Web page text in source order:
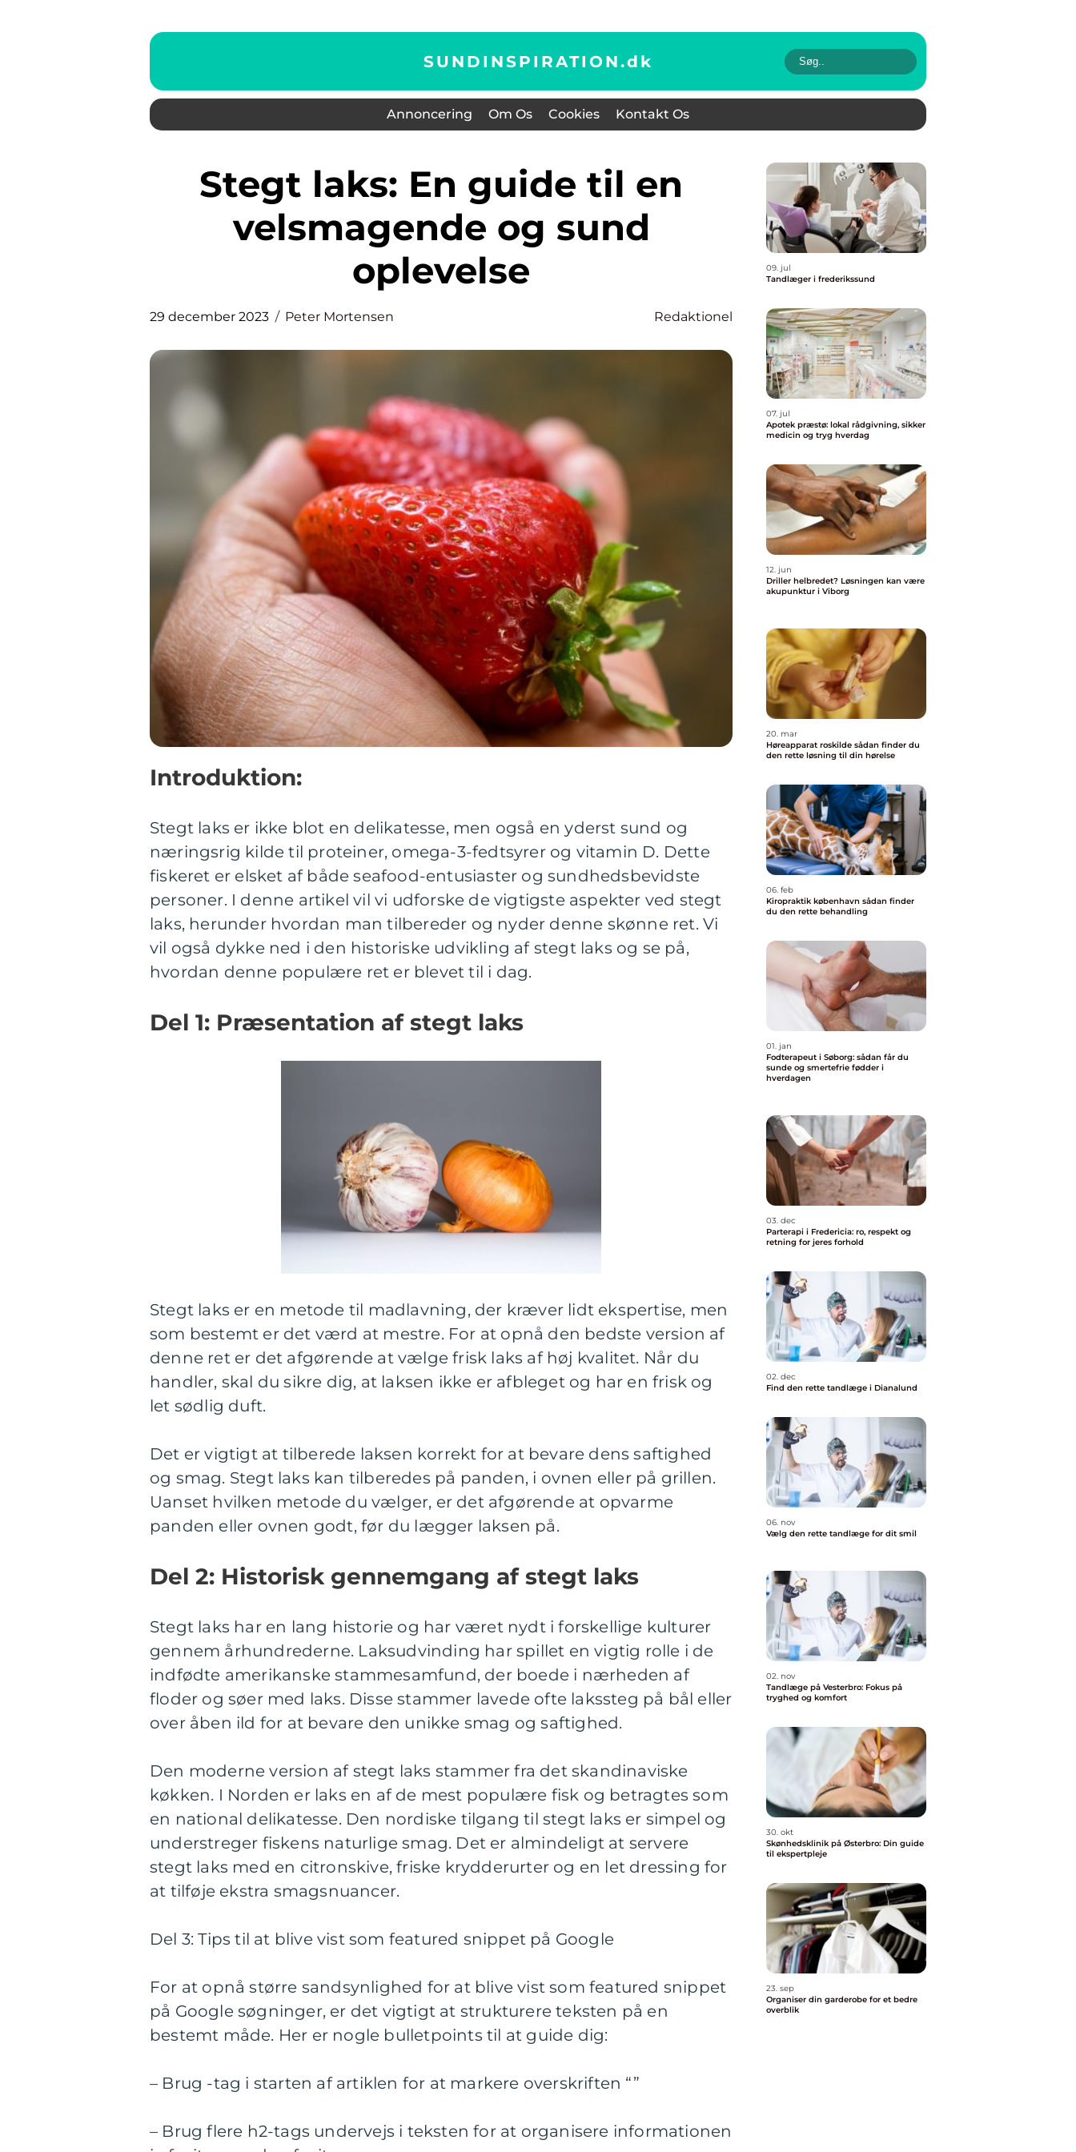
SUNDINSPIRATION.dk
Annoncering Om Os Cookies Kontakt Os
Stegt laks: En guide til en
velsmagende og sund
oplevelse
29 december 2023 Peter Mortensen Redaktionel
Introduktion:
Stegt laks er ikke blot en delikatesse, men også en yderst sund og
næringsrig kilde til proteiner, omega-3-fedtsyrer og vitamin D. Dette
fiskeret er elsket af både seafood-entusiaster og sundhedsbevidste
personer. I denne artikel vil vi udforske de vigtigste aspekter ved stegt
laks, herunder hvordan man tilbereder og nyder denne skønne ret. Vi
vil også dykke ned i den historiske udvikling af stegt laks og se på,
hvordan denne populære ret er blevet til i dag.
Del 1: Præsentation af stegt laks
Stegt laks er en metode til madlavning, der kræver lidt ekspertise, men
som bestemt er det værd at mestre. For at opnå den bedste version af
denne ret er det afgørende at vælge frisk laks af høj kvalitet. Når du
handler, skal du sikre dig, at laksen ikke er afbleget og har en frisk og
let sødlig duft.
Det er vigtigt at tilberede laksen korrekt for at bevare dens saftighed
og smag. Stegt laks kan tilberedes på panden, i ovnen eller på grillen.
Uanset hvilken metode du vælger, er det afgørende at opvarme
panden eller ovnen godt, før du lægger laksen på.
Del 2: Historisk gennemgang af stegt laks
Stegt laks har en lang historie og har været nydt i forskellige kulturer
gennem århundrederne. Laksudvinding har spillet en vigtig rolle i de
indfødte amerikanske stammesamfund, der boede i nærheden af
floder og søer med laks. Disse stammer lavede ofte lakssteg på bål eller
over åben ild for at bevare den unikke smag og saftighed.
Den moderne version af stegt laks stammer fra det skandinaviske
køkken. I Norden er laks en af de mest populære fisk og betragtes som
en national delikatesse. Den nordiske tilgang til stegt laks er simpel og
understreger fiskens naturlige smag. Det er almindeligt at servere
stegt laks med en citronskive, friske krydderurter og en let dressing for
at tilføje ekstra smagsnuancer.
Del 3: Tips til at blive vist som featured snippet på Google
For at opnå større sandsynlighed for at blive vist som featured snippet
på Google søgninger, er det vigtigt at strukturere teksten på en
bestemt måde. Her er nogle bulletpoints til at guide dig:
– Brug -tag i starten af artiklen for at markere overskriften “”
– Brug flere h2-tags undervejs i teksten for at organisere informationen
09. jul
Tandlæger i frederikssund
07. jul
Apotek præstø: lokal rådgivning, sikker
medicin og tryg hverdag
12. jun
Driller helbredet? Løsningen kan være
akupunktur i Viborg
20. mar
Høreapparat roskilde sådan finder du
den rette løsning til din hørelse
06. feb
Kiropraktik københavn sådan finder
du den rette behandling
01. jan
Fodterapeut i Søborg: sådan får du
sunde og smertefrie fødder i
hverdagen
03. dec
Parterapi i Fredericia: ro, respekt og
retning for jeres forhold
02. dec
Find den rette tandlæge i Dianalund
06. nov
Vælg den rette tandlæge for dit smil
02. nov
Tandlæge på Vesterbro: Fokus på
tryghed og komfort
30. okt
Skønhedsklinik på Østerbro: Din guide
til ekspertpleje
23. sep
Organiser din garderobe for et bedre
overblik